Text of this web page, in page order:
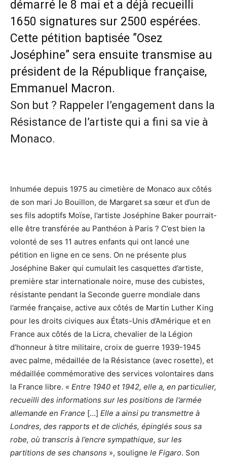
démarré le 8 mai et a déjà recueilli
1650 signatures sur 2500 espérées.
Cette pétition baptisée ”Osez
Joséphine” sera ensuite transmise au
président de la République française,
Emmanuel Macron.
Son but ? Rappeler l’engagement dans la
Résistance de l’artiste qui a fini sa vie à
Monaco.
Inhumée depuis 1975 au cimetière de Monaco aux côtés
de son mari Jo Bouillon, de Margaret sa sœur et d’un de
ses fils adoptifs Moïse, l’artiste Joséphine Baker pourrait-
elle être transférée au Panthéon à Paris ? C’est bien la
volonté de ses 11 autres enfants qui ont lancé une
pétition en ligne en ce sens. On ne présente plus
Joséphine Baker qui cumulait les casquettes d’artiste,
première star internationale noire, muse des cubistes,
résistante pendant la Seconde guerre mondiale dans
l’armée française, active aux côtés de Martin Luther King
pour les droits civiques aux États-Unis d’Amérique et en
France aux côtés de la Licra, chevalier de la Légion
d’honneur à titre militaire, croix de guerre 1939-1945
avec palme, médaillée de la Résistance (avec rosette), et
médaillée commémorative des services volontaires dans
la France libre. « Entre 1940 et 1942, elle a, en particulier,
recueilli des informations sur les positions de l’armée
allemande en France […] Elle a ainsi pu transmettre à
Londres, des rapports et de clichés, épinglés sous sa
robe, où transcris à l’encre sympathique, sur les
partitions de ses chansons », souligne le Figaro. Son